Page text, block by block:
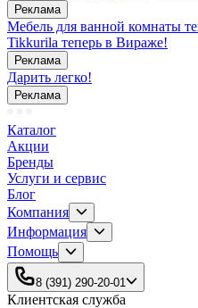
Реклама
Мебель для ванной комнаты
Tikkurila теперь в Вираже!
Реклама
Дарить легко!
Реклама
Каталог
Акции
Бренды
Услуги и сервис
Блог
Компания
Информация
Помощь
8 (391) 290-20-01
Клиентская служба